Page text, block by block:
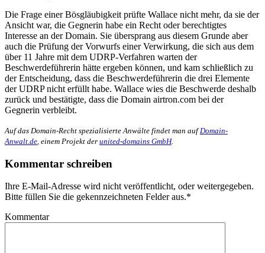
Die Frage einer Bösgläubigkeit prüfte Wallace nicht mehr, da sie der
Ansicht war, die Gegnerin habe ein Recht oder berechtigtes
Interesse an der Domain. Sie übersprang aus diesem Grunde aber
auch die Prüfung der Vorwurfs einer Verwirkung, die sich aus dem
über 11 Jahre mit dem UDRP-Verfahren warten der
Beschwerdeführerin hätte ergeben können, und kam schließlich zu
der Entscheidung, dass die Beschwerdeführerin die drei Elemente
der UDRP nicht erfüllt habe. Wallace wies die Beschwerde deshalb
zurück und bestätigte, dass die Domain airtron.com bei der
Gegnerin verbleibt.
Auf das Domain-Recht spezialisierte Anwälte findet man auf Domain-
Anwalt.de , einem Projekt der united-domains GmbH.
Kommentar schreiben
Ihre E-Mail-Adresse wird nicht veröffentlicht, oder weitergegeben.
Bitte füllen Sie die gekennzeichneten Felder aus.*
Kommentar